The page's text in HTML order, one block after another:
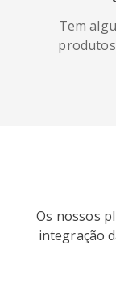
Line
Tem
Os nossos
integração